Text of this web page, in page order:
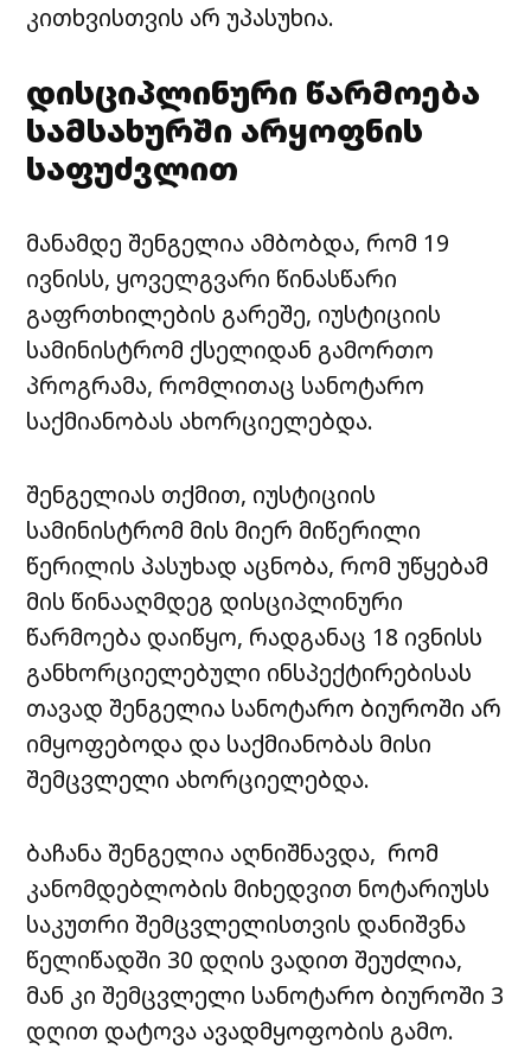
კითხვისთვის არ უპასუხია.
დისციპლინური წარმოება
სამსახურში არყოფნის
საფუძვლით
მანამდე შენგელია ამბობდა, რომ 19
ივნისს, ყოველგვარი წინასწარი
გაფრთხილების გარეშე, იუსტიციის
სამინისტრომ ქსელიდან გამორთო
პროგრამა, რომლითაც სანოტარო
საქმიანობას ახორციელებდა.
შენგელიას თქმით, იუსტიციის
სამინისტრომ მის მიერ მიწერილი
წერილის პასუხად აცნობა, რომ უწყებამ
მის წინააღმდეგ დისციპლინური
წარმოება დაიწყო, რადგანაც 18 ივნისს
განხორციელებული ინსპექტირებისას
თავად შენგელია სანოტარო ბიუროში არ
იმყოფებოდა და საქმიანობას მისი
შემცვლელი ახორციელებდა.
ბაჩანა შენგელია აღნიშნავდა, რომ
კანომდებლობის მიხედვით ნოტარიუსს
საკუთრი შემცვლელისთვის დანიშვნა
წელიწადში 30 დღის ვადით შეუძლია,
მან კი შემცვლელი სანოტარო ბიუროში 3
დღით დატოვა ავადმყოფობის გამო.